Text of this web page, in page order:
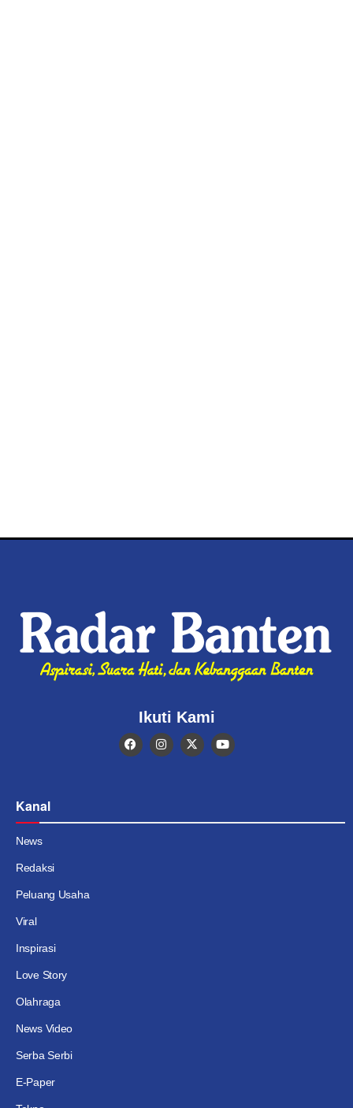
Ikuti Kami
Kanal
News
Redaksi
Peluang Usaha
Viral
Inspirasi
Love Story
Olahraga
News Video
Serba Serbi
E-Paper